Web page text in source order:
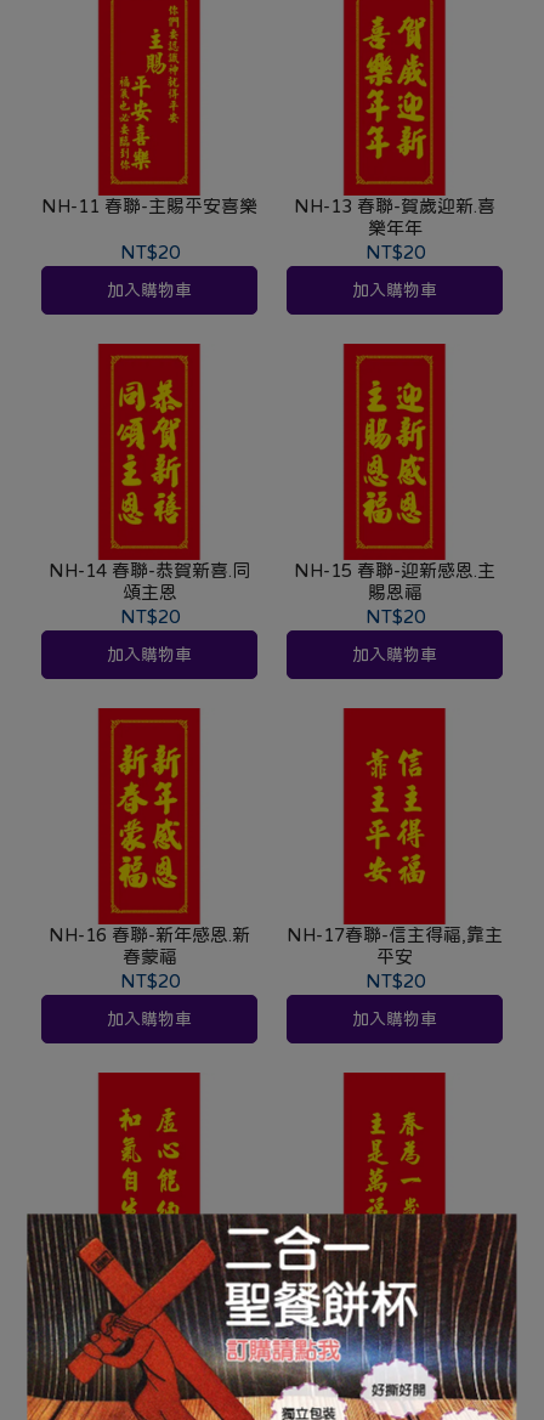
NH-11 春聯-主賜平安喜樂
NT$20
加入購物車
NH-13 春聯-賀歲迎新.喜
樂年年
NT$20
加入購物車
NH-14 春聯-恭賀新喜.同
頌主恩
NT$20
加入購物車
NH-15 春聯-迎新感恩.主
賜恩福
NT$20
加入購物車
NH-16 春聯-新年感恩.新
春蒙福
NT$20
加入購物車
NH-17春聯-信主得福,靠主
平安
NT$20
加入購物車
NH-18春聯-虛心能納福,和
氣自生春
NT$20
加入購物車
NH-19春聯-春為一年首,主
是萬福源
NT$20
加入購物車